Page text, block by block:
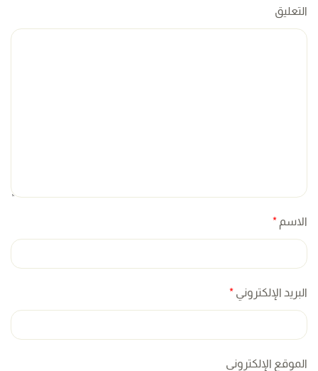
التعليق
الاسم *
البريد الإلكتروني *
الموقع الإلكتروني